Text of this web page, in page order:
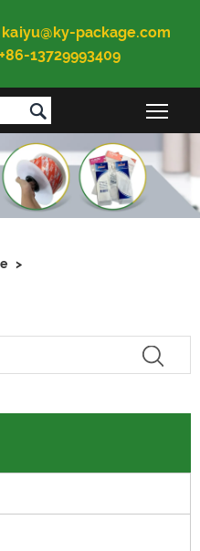
kaiyu@ky-package.com
+86-13729993409

>